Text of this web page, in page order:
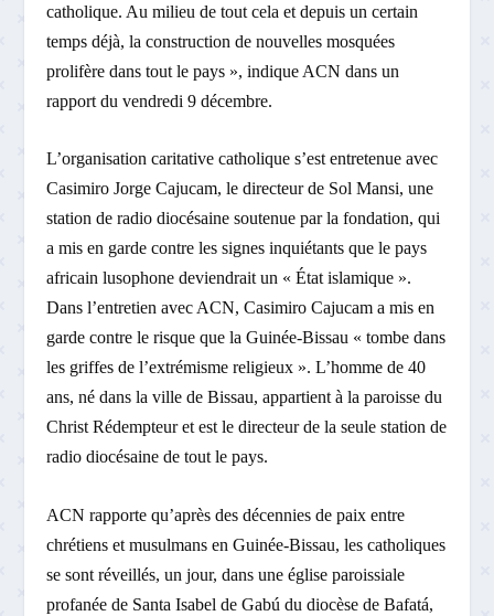
catholique. Au milieu de tout cela et depuis un certain
temps déjà, la construction de nouvelles mosquées
prolifère dans tout le pays », indique ACN dans un
rapport du vendredi 9 décembre.
L’organisation caritative catholique s’est entretenue avec
Casimiro Jorge Cajucam, le directeur de Sol Mansi, une
station de radio diocésaine soutenue par la fondation, qui
a mis en garde contre les signes inquiétants que le pays
africain lusophone deviendrait un « État islamique ».
Dans l’entretien avec ACN, Casimiro Cajucam a mis en
garde contre le risque que la Guinée-Bissau « tombe dans
les griffes de l’extrémisme religieux ». L’homme de 40
ans, né dans la ville de Bissau, appartient à la paroisse du
Christ Rédempteur et est le directeur de la seule station de
radio diocésaine de tout le pays.
ACN rapporte qu’après des décennies de paix entre
chrétiens et musulmans en Guinée-Bissau, les catholiques
se sont réveillés, un jour, dans une église paroissiale
profanée de Santa Isabel de Gabú du diocèse de Bafatá,